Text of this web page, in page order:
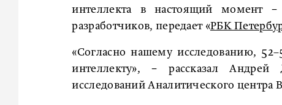
интеллекта в настоящий момент −
разработчиков, передает «РБК
«Согласно нашему исследованию,
интеллекту», − рассказал Андрей
исследований Аналитического